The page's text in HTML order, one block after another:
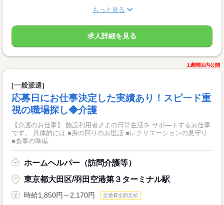
もっと見る
求人詳細を見る
1週間以内公開
[一般派遣]
応募日にお仕事決定した実績あり！スピード重
視の職場探し◆介護
【介護のお仕事】 施設利用者さまの日常生活を サポ―トするお仕事
です。 具体的には ■身の回りのお世話 ■レクリエーションの見守り
■食事の準備 ...
ホームヘルパー（訪問介護等）
東京都大田区/羽田空港第３ターミナル駅
時給1,850円～2,170円 交通費全額支給